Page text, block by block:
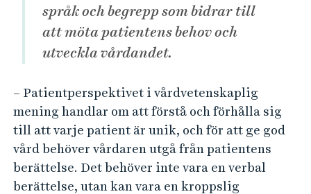
språk och begrepp som bidrar till
att möta patientens behov och
utveckla vårdandet.
– Patientperspektivet i vårdvetenskaplig
mening handlar om att förstå och förhålla sig
till att varje patient är unik, och för att ge god
vård behöver vårdaren utgå från patientens
berättelse. Det behöver inte vara en verbal
berättelse, utan kan vara en kroppslig